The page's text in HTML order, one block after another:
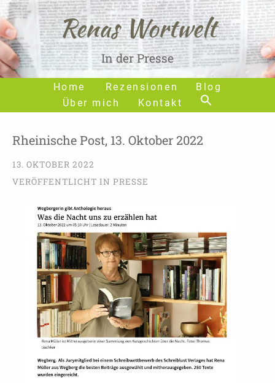
Home Rezensionen
Blog
Über mich
Kontakt
Renas Wortwelt
In der Presse
Rheinische Post, 13. Oktober 2022
13. OKTOBER 2022
VERÖFFENTLICHT IN PRESSE